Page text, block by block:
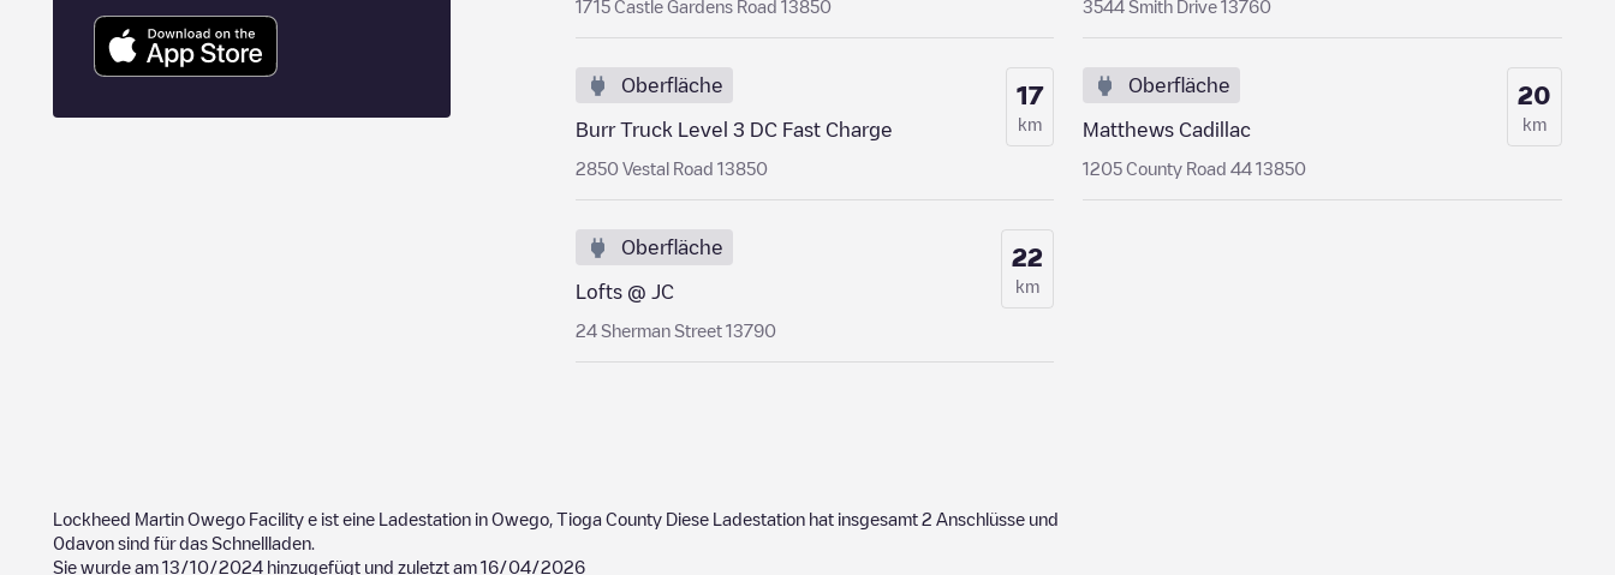
1715 Castle Gardens Road 13850 3544 Smith Drive 13760
Oberfläche
Burr Truck Level 3 DC Fast Charge
2850 Vestal Road 13850
17
km
Oberfläche
Matthews Cadillac
1205 County Road 44 13850
20
km
Oberfläche
Lofts @ JC
24 Sherman Street 13790
22
km
Lockheed Martin Owego Facility e ist eine Ladestation in Owego Tioga County Diese Ladestation hat insgesamt 2 Anschlüsse und
0davon sind für das Schnellladen.
Sie wurde am 13/10/2024 hinzugefügt und zuletzt am 16/04/2026